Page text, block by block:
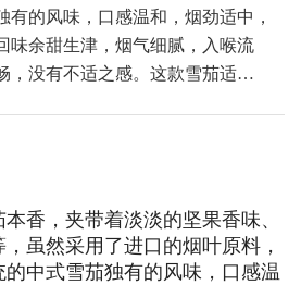
有的风味，口感温和，烟劲适中，
味余甜生津，烟气细腻，入喉流
，没有不适之感。这款雪茄适…
香，夹带着淡淡的坚果香味、
虽然采用了进口的烟叶原料，
中式雪茄独有的风味，口感温